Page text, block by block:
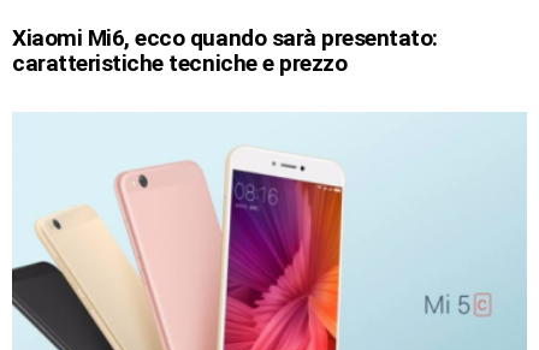
Xiaomi Mi6, ecco quando sarà presentato:
caratteristiche tecniche e prezzo